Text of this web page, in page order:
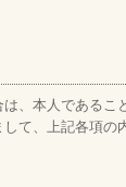
、本人であるこ
て、上記各項の